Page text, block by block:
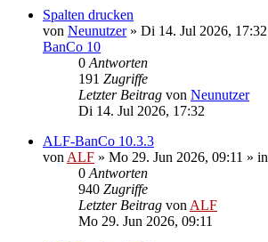
Spalten drucken
von Neunutzer» Di 14. Jul 2026, 17:32
BanCo 10
0 Antworten
191 Zugriffe
Letzter Beitrag von Neunutzer
Di 14. Jul 2026, 17:32
ALF-BanCo 10.3.3
von ALF » Mo 29. Jun 2026, 09:11 » in
0 Antworten
940 Zugriffe
Letzter Beitrag von ALF
Mo 29. Jun 2026, 09:11